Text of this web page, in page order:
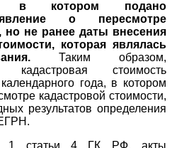
в котором подано
о пересмотре
но не ранее даты внесения
которая являлась
Таким образом,
кадастровая стоимость
года, в котором
кадастровой стоимости,
результатов определения
1 статьи 4 ГК РФ, акты